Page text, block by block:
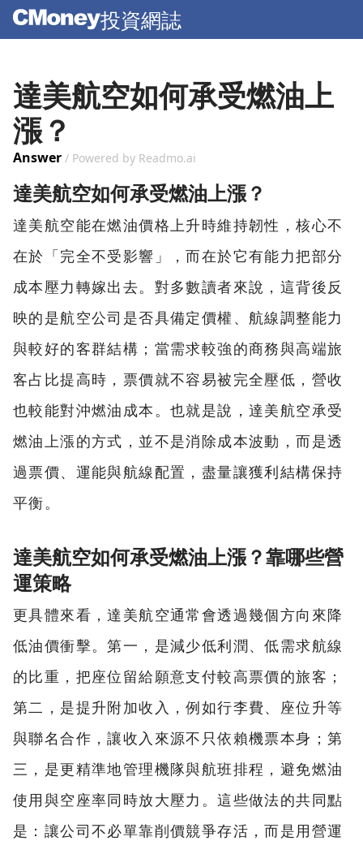
投資網誌
達美航空如何承受燃油上
漲？
Answer / Powered by Readmo.ai
達美航空如何承受燃油上漲？
達美航空能在燃油價格上升時維持韌性，核心不
在於「完全不受影響」，而在於它有能力把部分
成本壓力轉嫁出去。對多數讀者來說，這背後反
映的是航空公司是否具備定價權、航線調整能力
與較好的客群結構；當需求較強的商務與高端旅
客占比提高時，票價就不容易被完全壓低，營收
也較能對沖燃油成本。也就是說，達美航空承受
燃油上漲的方式，並不是消除成本波動，而是透
過票價、運能與航線配置，盡量讓獲利結構保持
平衡。
達美航空如何承受燃油上漲？靠哪些營
運策略
更具體來看，達美航空通常會透過幾個方向來降
低油價衝擊。第一，是減少低利潤、低需求航線
的比重，把座位留給願意支付較高票價的旅客；
第二，是提升附加收入，例如行李費、座位升等
與聯名合作，讓收入來源不只依賴機票本身；第
三，是更精準地管理機隊與航班排程，避免燃油
使用與空座率同時放大壓力。這些做法的共同點
是：讓公司不必單靠削價競爭存活，而是用營運